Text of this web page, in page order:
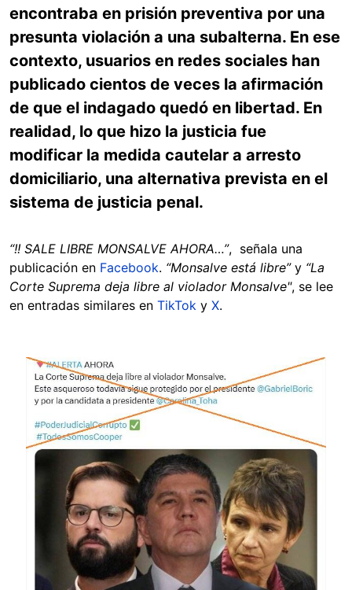
encontraba en prisión preventiva por una
presunta violación a una subalterna. En ese
contexto, usuarios en redes sociales han
publicado cientos de veces la afirmación
de que el indagado quedó en libertad. En
realidad, lo que hizo la justicia fue
modificar la medida cautelar a arresto
domiciliario, una alternativa prevista en el
sistema de justicia penal.
“!! SALE LIBRE MONSALVE AHORA…”, señala una
publicación en Facebook. “Monsalve está libre”y “La
Corte Suprema deja libre al violador Monsalve", se lee
en entradas similares en TikTok y X.
Image